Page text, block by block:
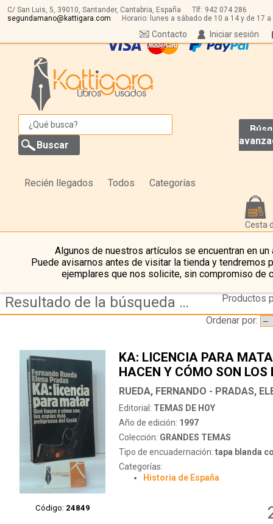
C/ San Luis, 5, 39010, Santander, Cantabria, España Tlf: 942 074 286
segundamano@kattigara.com
Horario: lunes a sábado de 10 a 14 y de 17 a
Iniciar sesión
Contacto
Recién llegados Todos Categorías
Cesta
Algunos de nuestros artículos se encuentran en un
Puede avisarnos antes de visitar la tienda y tendremos
ejemplares que nos solicite, sin compromiso de
Resultado de la búsqueda de autor rueda,-fernando---pradas,-elena
Productos
Ordenar por:
Código: 24849
KA: LICENCIA PARA
HACEN Y CÓMO SON LOS
MÁS PELIGROSOS DEL
RUEDA, FERNANDO - PRADAS,
Editorial: TEMAS DE HOY
Año de edición: 1997
Colección: GRANDES TEMAS
Tipo de encuadernación: tapa blanda
Categorías:
Historia de España